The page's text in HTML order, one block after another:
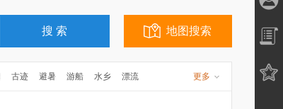
地图搜索
古迹 避暑 游船 水乡
漂流
更多